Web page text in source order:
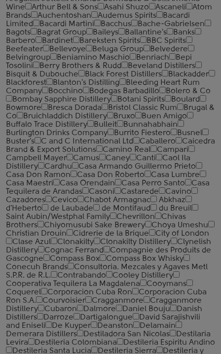
Wine
Arthur Bell & Sons Asahi Shuzo Ascaneli
Atom
Brands
Auchentoshan Audemus Spirits
Bacardi
Limited
Bacardi Martini Bacchus
Bache-Gabrielsen
Bagots
Bagrat Group Baileys Ballantine's
Banks
Barbero
Bardinet Bareksten Spirits
BBC Spirits
Beefeater
Bellevoye Beluga Group
Belvedere
Belvingroup
Beniamino Maschio Benriach
Bepi
Tosolini
Berry Brothers & Rudd
Beveland Distillers
Bisquit & Dubouche
Black Forest Distillers
Blackadder
Blackforest
Blanton's Distilling
Bleeding Heart Rum
Company
Bocchino Bodegas Barbadillo
Bolero & Co
Bombay Sapphire Distillery
Botani Spirits
Boulard
Bowmore
Bresca Dorada Bristol Classic Rum
Brugal &
Co
Bruichladdich Distillery Bruxo
Buen Amigo
Buffalo Trace Distillery
Bulleit
Bunnahabhain
Burlington Drinks Company
Burrito Fiestero
Busnel
Buster's
C and C International Ltd Caballero
Caicedra
Brand & Export Solutions
Camino Real
Campari
Campbell Mayer
Camus Caney Canti
Caol Ila
Distillery
Cardhu
Casa Armando Guillermo Prieto
Casa Don Ramon
Casa Don Roberto
Casa Lumbre
Casa Maestri
Casa Orendain Casa Perro Santo
Casa
Tequilera de Arandas
Casoni Castarede
Cavino
Cazadores
Cevico Chabot Armagnac
Abkhaz
d'Heberto
de Laubade de Montifaud
du Breuil
Saint Aubin/Westphal Family
Chevrillon
Chivas
Brothers
Chiyomusubi Sake Brewery
Choya Umeshu
Christian Drouin
Cidrerie de la Brique
City of London
Clase Azul
Clonakilty Clonakilty Distillery
Clynelish
Distillery
Cognac Ferrand
Compagnie des Produits de
Gascogne
Compass Box
Compass Box Whisky
Conecuh Brands
Consultoria. Mezcales y Agaves Metl
S.P.R. de R.L.
Contrabando
Cooley Distillery
Cooperativa Tequilera La Magdalena
Cooymans
Coquerel
Corporacion Cuba Ron
Corporacion Cuba
Ron S.A.
Courvoisier Cragganmore
Cragganmore
Distillery
Cubaron Dalmore Daniel Bouju
Danish
Distillers
Darroze Dartigalongue
David Sarajishvili
and Eniseli
De Kuyper Deanston
Delamain
Demerara Distillers
Destiladora San Nicolas
Destilaria
Levira
Destileria Colombiana
Destileria Espiritu Andino
Destileria Santa Lucia
Destileria Sierra
Destileria y